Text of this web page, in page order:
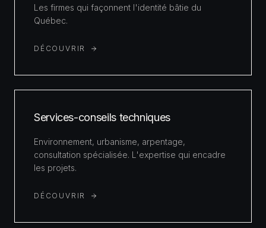
Les firmes qui façonnent l'identité bâtie du
Québec.
DÉCOUVRIR
Services-conseils techniques
Environnement, urbanisme, arpentage,
consultation spécialisée. L'expertise qui encadre
les projets.
DÉCOUVRIR